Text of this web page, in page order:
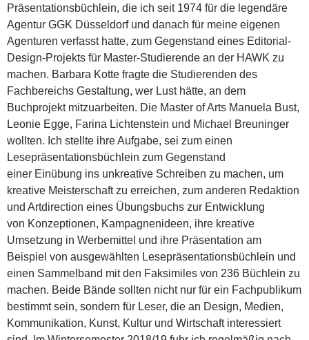
Präsentationsbüchlein, die ich seit 1974 für die legendäre
Agentur GGK Düsseldorf und danach für meine eigenen
Agenturen verfasst hatte, zum Gegenstand eines Editorial-
Design-Projekts für Master-Studierende an der HAWK zu
machen. Barbara Kotte fragte die Studierenden des
Fachbereichs Gestaltung, wer Lust hätte, an dem
Buchprojekt mitzuarbeiten. Die Master of Arts Manuela Bust,
Leonie Egge, Farina Lichtenstein und Michael Breuninger
wollten. Ich stellte ihre Aufgabe, sei zum einen
Lesepräsentationsbüchlein zum Gegenstand
einer Einübung ins unkreative Schreiben zu machen, um
kreative Meisterschaft zu erreichen, zum anderen Redaktion
und Artdirection eines Übungsbuchs zur Entwicklung
von Konzeptionen, Kampagnenideen, ihre kreative
Umsetzung in Werbemittel und ihre Präsentation am
Beispiel von ausgewählten Lesepräsentationsbüchlein und
einen Sammelband mit den Faksimiles von 236 Büchlein zu
machen. Beide Bände sollten nicht nur für ein Fachpublikum
bestimmt sein, sondern für Leser, die an Design, Medien,
Kommunikation, Kunst, Kultur und Wirtschaft interessiert